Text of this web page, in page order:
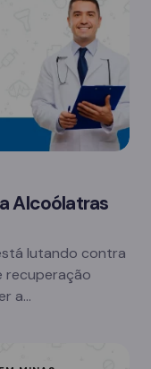
Alcoólatras
lutando contra
recuperação
a…